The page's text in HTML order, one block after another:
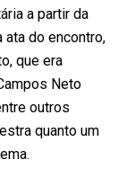
a partir da
ata do encontro,
que era
Neto
outros
quanto um